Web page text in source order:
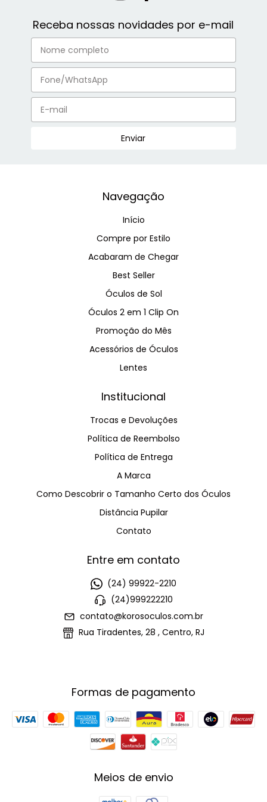
Receba nossas novidades por e-mail
Navegação
Início
Compre por Estilo
Acabaram de Chegar
Best Seller
Óculos de Sol
Óculos 2 em 1 Clip On
Promoção do Mês
Acessórios de Óculos
Lentes
Institucional
Trocas e Devoluções
Política de Reembolso
Política de Entrega
A Marca
Como Descobrir o Tamanho Certo dos Óculos
Distância Pupilar
Contato
Entre em contato
(24) 99922-2210
(24)999222210
contato@korosoculos.com.br
Rua Tiradentes, 28 , Centro, RJ
Formas de pagamento
Meios de envio